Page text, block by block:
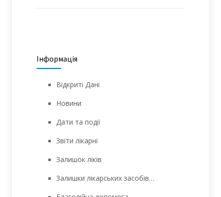
Інформація
Відкриті Дані
Новини
Дати та події
Звіти лікарні
Залишок ліків
Залишки лікарських засобів…